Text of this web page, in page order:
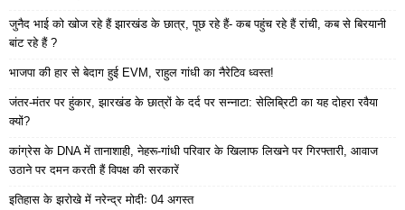
जुनैद भाई को खोज रहे हैं झारखंड के छात्र, पूछ रहे हैं- कब पहुंच रहे हैं रांची, कब से बिरयानी
बांट रहे हैं ?
भाजपा की हार से बेदाग हुई EVM, राहुल गांधी का नैरेटिव ध्वस्त!
जंतर-मंतर पर हुंकार, झारखंड के छात्रों के दर्द पर सन्नाटा: सेलिब्रिटी का यह दोहरा रवैया
क्यों?
कांग्रेस के DNA में तानाशाही, नेहरू-गांधी परिवार के खिलाफ लिखने पर गिरफ्तारी, आवाज
उठाने पर दमन करती हैं विपक्ष की सरकारें
इतिहास के झरोखे में नरेन्द्र मोदीः 04 अगस्त